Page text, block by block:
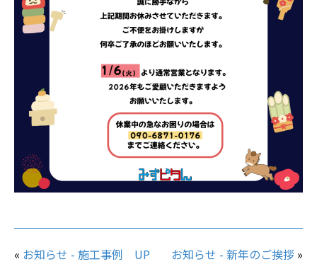
« お知らせ - 施工事例 UP
お知らせ - 新年のご挨拶 »